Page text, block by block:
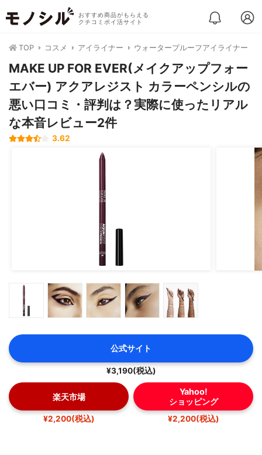
おすすめ商品がもらえる
クチコミポイ活サイト
TOP コスメ アイライナー ウォータープルーフアイライナー
MAKE UP FOR EVER(メイクアップフォー
エバー) アクアレジスト カラーペンシルの
悪い口コミ・評判は？実際に使ったリアル
な本音レビュー2件
3.62
公式サイト
¥3,190(税込)
楽天市場
¥2,200(税込)
Yahoo!
ショッピング
¥2,200(税込)